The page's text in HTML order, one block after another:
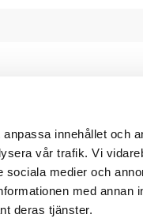
innehållet och
vår trafik. Vi
sociala medier och
med annan
deras tjänster.